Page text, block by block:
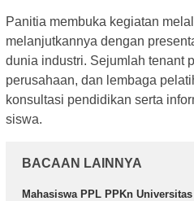
Panitia membuka kegiatan
melanjutkannya dengan
dunia industri. Sejumlah tenant
perusahaan, dan lembaga
konsultasi pendidikan serta
siswa.
BACAAN LAINNYA
Mahasiswa PPL PPKn